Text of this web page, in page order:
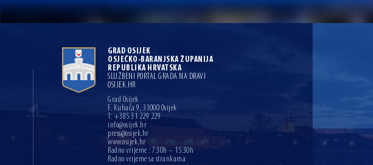
GRAD OSIJEK
OSJEČKO-BARANJSKA ŽUPANIJA
REPUBLIKA HRVATSKA
SLUŽBENI PORTAL GRADA NA DRAVI
OSIJEK.HR
Grad Osijek
F. Kuhača 9, 31000 Osijek
T: +385 31 229 229
info@osijek.hr
press@osijek.hr
www.osijek.hr
Radno vrijeme : 7:30h – 15:30h
Radno vrijeme sa strankama